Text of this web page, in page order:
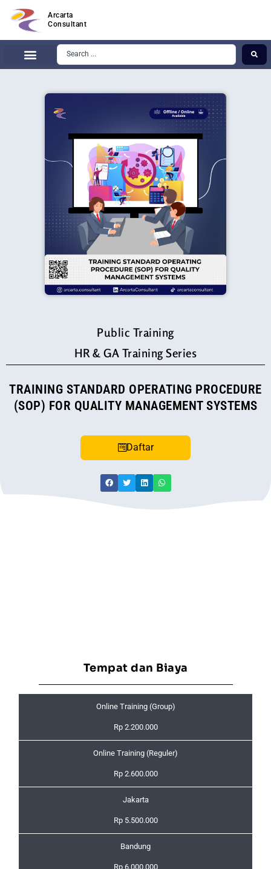
Arcarta
Consultant
Public Training
HR & GA Training Series
TRAINING STANDARD OPERATING PROCEDURE
(SOP) FOR QUALITY MANAGEMENT SYSTEMS
Daftar
Tempat dan Biaya
Online Training (Group)
Rp 2.200.000
Online Training (Reguler)
Rp 2.600.000
Jakarta
Rp 5.500.000
Bandung
Rp 6.000.000